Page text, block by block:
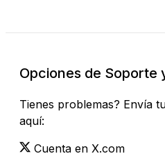
Opciones de Soporte
Tienes problemas? Envía
aquí:
Cuenta en X.com